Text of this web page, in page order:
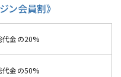
ン会員割》
代金の20%
代金の50%